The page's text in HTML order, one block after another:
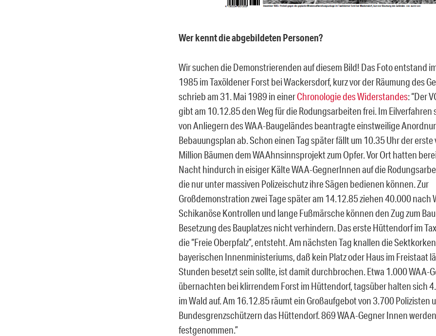
Wer kennt die abgebildeten Personen?
Wir suchen die Demonstrierenden auf diesem Bild! Das Foto entstand
1985 im Taxöldener Forst bei Wackersdorf, kurz vor der Räumung des
schrieb am 31. Mai 1989 in einerChronologie des Widerstandes: “Der
gibt am 10.12.85 den Weg für die Rodungsarbeiten frei. Im
von Anliegern des WAA-Baugeländes beantragte einstweilige
Bebauungsplan ab. Schon einen Tag später fällt um 10.35 Uhr der
Million Bäumen dem WAAhnsinnsprojekt zum Opfer. Vor Ort hatten
Nacht hindurch in eisiger Kälte WAA-GegnerInnen auf die
die nur unter massiven Polizeischutz ihre Sägen bedienen können. Zur
Großdemonstration zwei Tage später am 14.12.85 ziehen 40.000 nach
Schikanöse Kontrollen und lange Fußmärsche können den Zug zum
Besetzung des Bauplatzes nicht verhindern. Das erste Hüttendorf im
die “Freie Oberpfalz”, entsteht. Am nächsten Tag knallen die
bayerischen Innenministeriums, daß kein Platz oder Haus im Freistaat
Stunden besetzt sein sollte, ist damit durchbrochen. Etwa 1.000 WAA-
übernachten bei klirrendem Forst im Hüttendorf, tagsüber halten sich
im Wald auf. Am 16.12.85 räumt ein Großaufgebot von 3.700 Polizisten
Bundesgrenzschützern das Hüttendorf. 869 WAA-Gegner Innen
festgenommen.”